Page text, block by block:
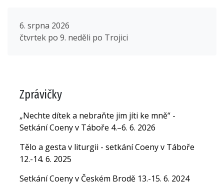
6. srpna 2026
čtvrtek po 9. neděli po Trojici
Zprávičky
„Nechte dítek a nebraňte jim jíti ke mně“ -
Setkání Coeny v Táboře 4.–6. 6. 2026
Tělo a gesta v liturgii - setkání Coeny v Táboře
12.-14. 6. 2025
Setkání Coeny v Českém Brodě 13.-15. 6. 2024